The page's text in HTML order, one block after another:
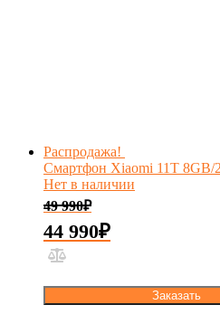
Распродажа!
Смартфон Xiaomi 11T 8GB/
Нет в наличии
49 990₽
44 990₽
Заказать